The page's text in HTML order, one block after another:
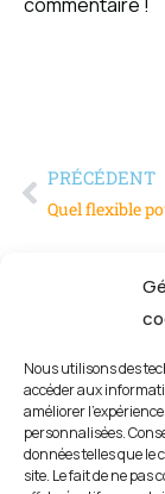
Nous utilisons des
accéder aux
améliorer
personnalisées.
données telles que le
site. Le fait de ne
PRÉCÉDENT